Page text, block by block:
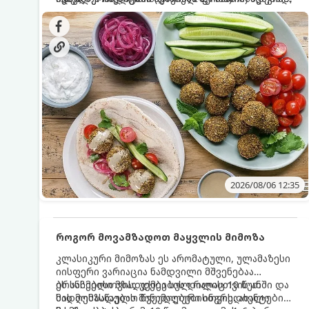
სალათებთან ერთად ან ტახინის (სესამის)
სოუსთან მირთმევისთვის.
იდეალურად შეინარჩუნოს და არ დაიშალოს.
დრო: 10–15 წუთი ულუფა: 20–24 ცალი ბურთულა
(4–6 პორცია)
2026/08/06 12:35
როგორ მოვამზადოთ მაყვლის მიმოზა
კლასიკური მიმოზას ეს არომატული, ულამაზესი
იისფერი ვარიაცია ნამდვილი მშვენებაა
ბრანჩებისთვის, უქმეების დილისთვის ან
სადღესასწაულო წვეულებებისთვის. ახალი
ეს სასმელი მზადდება სულ რაღაც 10 წუთში და
მის მომზადებას მინიმალური ინგრედიენტები